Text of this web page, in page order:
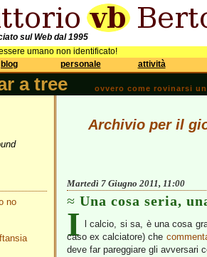
sul Web dal 1995
umano non identificato!
blog personale attività
a tree ovvero come rovinarsi
no
Archivio per il
Martedì 7 Giugno 2011, 11:00
Una cosa seria,
I
l calcio, si sa, è una cosa
caso ex calciatore) che
deve far pareggiare gli avversari